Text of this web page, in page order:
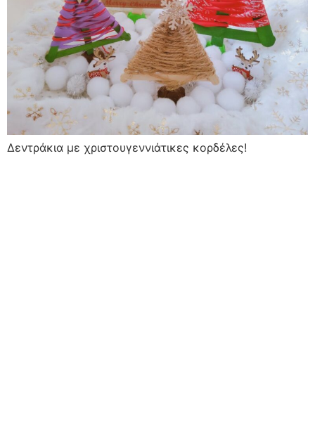
Δεντράκια με χριστουγεννιάτικες κορδέλες!